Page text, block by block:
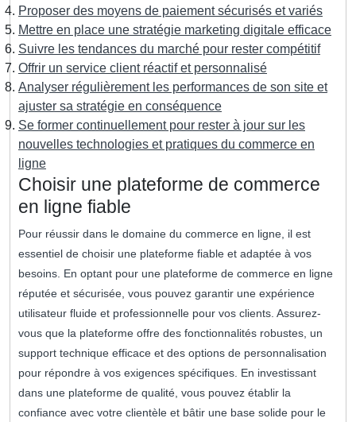
Proposer des moyens de paiement sécurisés et variés
Mettre en place une stratégie marketing digitale efficace
Suivre les tendances du marché pour rester compétitif
Offrir un service client réactif et personnalisé
Analyser régulièrement les performances de son site et
ajuster sa stratégie en conséquence
Se former continuellement pour rester à jour sur les
nouvelles technologies et pratiques du commerce en
ligne
Choisir une plateforme de commerce
en ligne fiable
Pour réussir dans le domaine du commerce en ligne, il est
essentiel de choisir une plateforme fiable et adaptée à vos
besoins. En optant pour une plateforme de commerce en ligne
réputée et sécurisée, vous pouvez garantir une expérience
utilisateur fluide et professionnelle pour vos clients. Assurez-
vous que la plateforme offre des fonctionnalités robustes, un
support technique efficace et des options de personnalisation
pour répondre à vos exigences spécifiques. En investissant
dans une plateforme de qualité, vous pouvez établir la
confiance avec votre clientèle et bâtir une base solide pour le